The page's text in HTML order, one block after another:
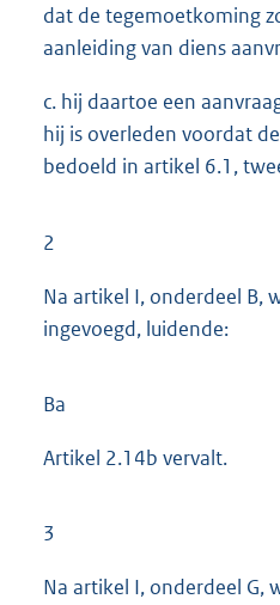
dat de tegemoetkoming
aanleiding van diens
c. hij daartoe een
hij is overleden voordat
bedoeld in artikel 6.1,
2
Na artikel I, onderdeel B,
ingevoegd, luidende:
Ba
Artikel 2.14b vervalt.
3
Na artikel I, onderdeel G,